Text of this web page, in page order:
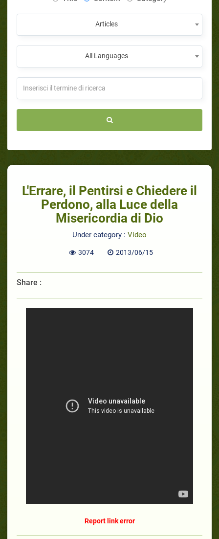
Articles
All Languages
L'Errare, il Pentirsi e Chiedere il
Perdono, alla Luce della
Misericordia di Dio
Under category : Video
3074 2013/06/15
Share :
Report link error